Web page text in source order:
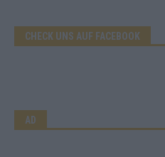
CHECK UNS AUF FACEBOOK
AD